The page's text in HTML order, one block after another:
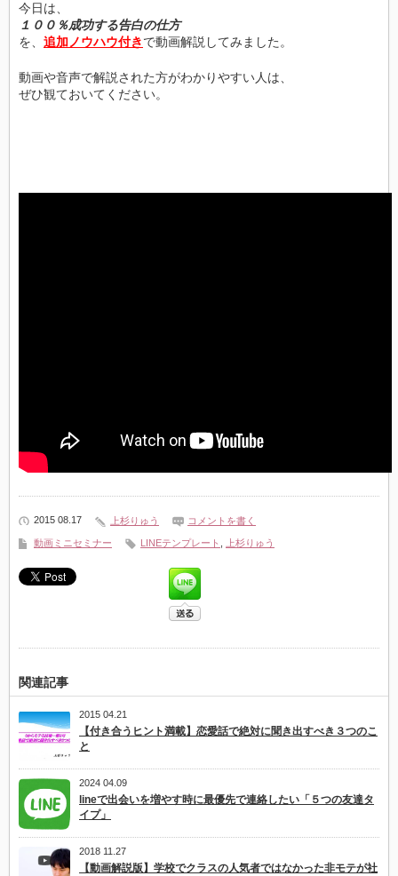
今日は、
１００％成功する告白の仕方
を、 追加ノウハウ付きで動画解説してみました。
動画や音声で解説された方がわかりやすい人は、
ぜひ観ておいてください。
2015 08.17 上杉りゅう コメントを書く
動画ミニセミナー LINEテンプレート , 上杉りゅう
関連記事
2015 04.21
【付き合うヒント満載】恋愛話で絶対に聞き出すべき３つのこ
と
2024 04.09
lineで出会いを増やす時に最優先で連絡したい「５つの友達タ
イプ」
2018 11.27
【動画解説版】学校でクラスの人気者ではなかった非モテが社